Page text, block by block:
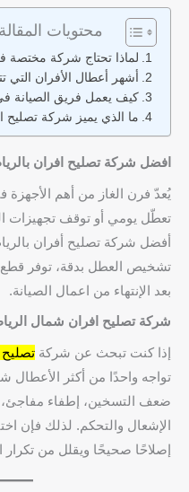
محتويات المقالة
لماذا تحتاج شركة مختصة
أشهر أعطال الأفران
كيف يعمل فريق الصيانة
ما الذي يميز شركة تصليح
افضل شركة تصليح افران
يُعدّ فرن الغاز من أهم
تعطّل يومي أو توقف تجهيزات
أفضل شركة تصليح أفران
تشخيص العطل بدقة، توفر قطع
بعد الإنتهاء من اعمال الصيانة.
شركة تصليح افران شمال
إذا كنت تبحث عن شركة
تواجه واحدًا من أكثر الأعطال
ضعف التسخين، إطفاء
الإشعال والتحكم. لذلك فإن
إصلاحًا صحيحًا ويقلل من تكرار